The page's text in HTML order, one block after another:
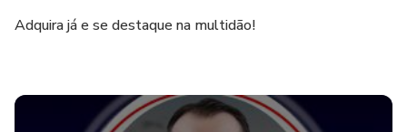
Adquira já e se destaque na multidão!